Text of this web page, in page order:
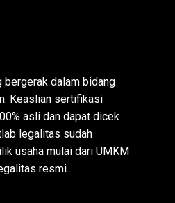
bergerak dalam bidang
Keaslian sertifikasi
asli dan dapat dicek
legalitas sudah
usaha mulai dari UMKM
resmi..